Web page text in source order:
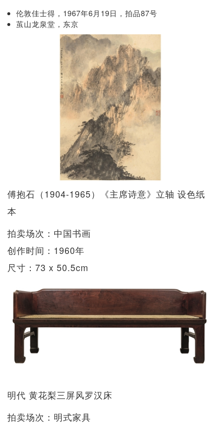
伦敦佳士得，1967年6月19日，拍品87号
茧山龙泉堂，东京
傅抱石（1904-1965）《主席诗意》立轴 设色纸
本
拍卖场次：中国书画
创作时间：1960年
尺寸：73 x 50.5cm
明代 黄花梨三屏风罗汉床
拍卖场次：明式家具